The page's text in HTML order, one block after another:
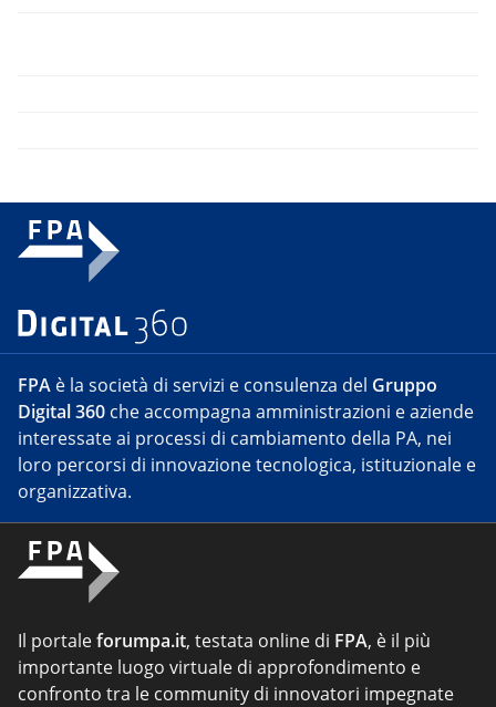
FPA è la società di servizi e consulenza del Gruppo
Digital 360 che accompagna amministrazioni e aziende
interessate ai processi di cambiamento della PA, nei
loro percorsi di innovazione tecnologica, istituzionale e
organizzativa.
Il portaleforumpa.it, testata online di FPA, è il più
importante luogo virtuale di approfondimento e
confronto tra le community di innovatori impegnate